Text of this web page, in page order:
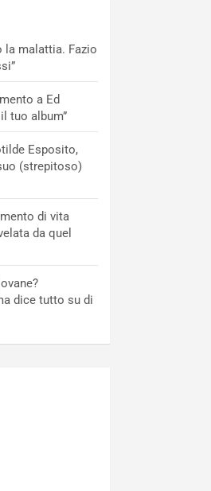
la malattia. Fazio
a Ed
tuo album”
Esposito,
(strepitoso)
di vita
da quel
dice tutto su di